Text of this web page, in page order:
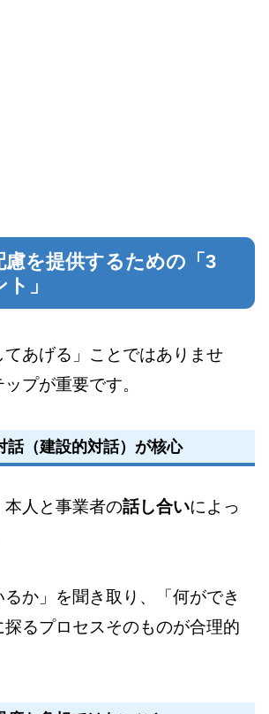
慮を提供するための「3
」
あげる」ことではありませ
プが重要です。
話（建設的対話）が核心
人と事業者の話し合いによっ
るか」を聞き取り、「何ができ
探るプロセスそのものが合理的